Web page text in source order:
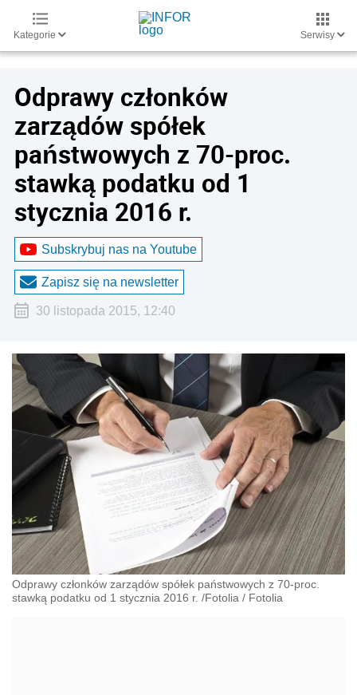
Kategorie Serwisy
Odprawy członków
zarządów spółek
państwowych z 70-proc.
stawką podatku od 1
stycznia 2016 r.
Subskrybuj nas na Youtube
Zapisz się na newsletter
30 listopada 2015, 12:40
Odprawy członków zarządów spółek państwowych z 70-proc.
stawką podatku od 1 stycznia 2016 r. /Fotolia / Fotolia